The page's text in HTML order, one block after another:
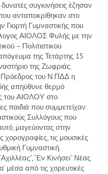
συγκινήσεις έζησαν
που ανταποκρίθηκαν στο
Γιορτή Γυμναστικής που
ΑΙΟΛΟΣ Φυλής με την
– Πολιτιστικού
της Τετάρτης 15
της Ζωφριάς.
Πρόεδρος του Ν.ΠΔΔ η
απηύθυνε θερμό
του ΑΙΟΛΟΥ στο
παιδιά που συμμετείχαν
Συλλόγους που
μαγεύοντας στην
χορογραφίες, τις μουσικές
Γυμναστική.
“Εν Κινήσει” Νέας
μέσα από τις χορευτικές